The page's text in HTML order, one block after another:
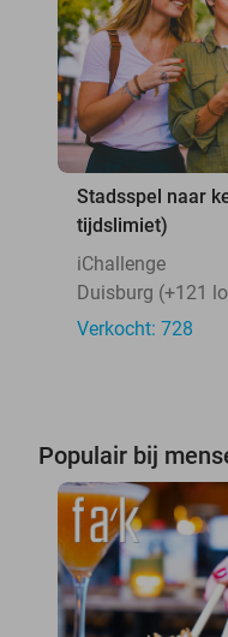
Stadsspel naar
tijdslimiet)
iChallenge
Duisburg (+121
Verkocht: 728
Populair bij